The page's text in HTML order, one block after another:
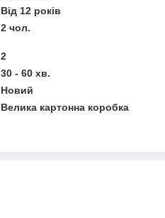
Від 12 років
2 чол.
2
30 - 60 хв.
Новий
Велика картонна коробка